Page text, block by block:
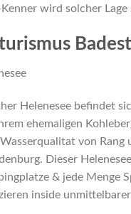
Kenner wird solcher
Helenesee befindet
ehemaligen
von
Dieser
& jede Menge
inside